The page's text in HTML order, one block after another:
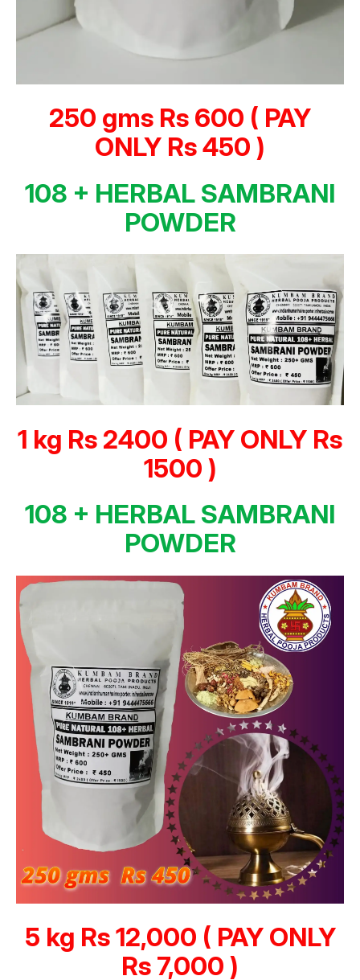
250 gms Rs 600 ( PAY
ONLY Rs 450 )
108 + HERBAL SAMBRANI
POWDER
1 kg Rs 2400 ( PAY ONLY Rs
1500 )
108 + HERBAL SAMBRANI
POWDER
5 kg Rs 12,000 ( PAY ONLY
Rs 7,000 )